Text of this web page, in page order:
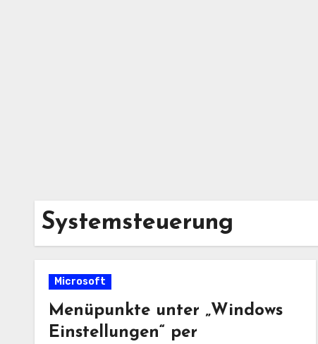
Systemsteuerung
Microsoft
Menüpunkte unter „Windows
Einstellungen“ per